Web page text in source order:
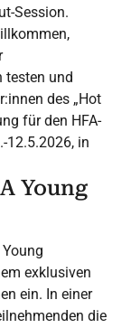
Session.
testen und
des „Hot
für den HFA-
12.5.2026, in
Young
exklusiven
ein. In einer
die